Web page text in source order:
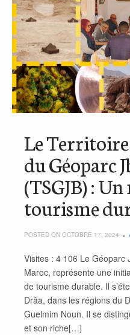
Le
du Géoparc
(TSGJB) :
tourisme
POSTED ON OCTOBRE 17, 2024
Visites : 4 106 Le Géoparc
Maroc, représente une
de tourisme durable. Il
Drâa, dans les régions du
Guelmim Noun. Il se
et son riche[…]